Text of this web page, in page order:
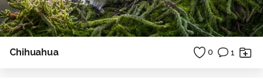
Chihuahua 0 1